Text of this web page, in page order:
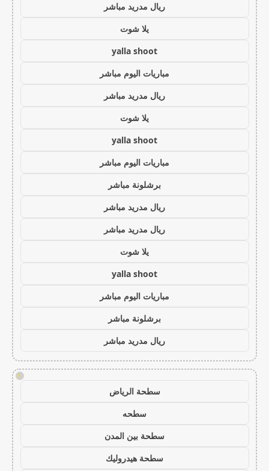
ريال مدريد مباشر
يلا شوت
yalla shoot
مباريات اليوم مباشر
ريال مدريد مباشر
يلا شوت
yalla shoot
مباريات اليوم مباشر
برشلونة مباشر
ريال مدريد مباشر
ريال مدريد مباشر
يلا شوت
yalla shoot
مباريات اليوم مباشر
برشلونة مباشر
ريال مدريد مباشر
!
سطحة الرياض
سطحه
سطحة بين المدن
سطحة هيدروليك